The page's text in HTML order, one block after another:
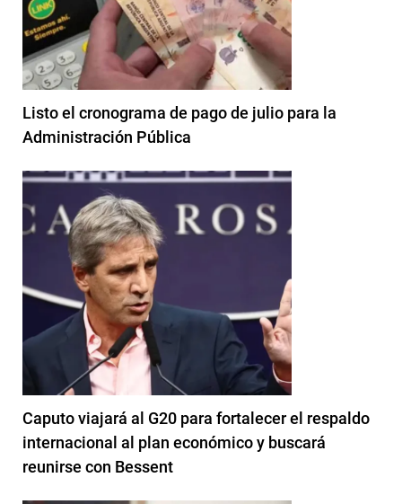
Listo el cronograma de pago de julio para la
Administración Pública
Caputo viajará al G20 para fortalecer el respaldo
internacional al plan económico y buscará
reunirse con Bessent